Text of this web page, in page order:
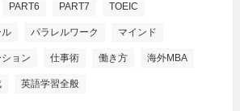
PART6 PART7 TOEIC
ル パラレルワーク マインド
ョン 仕事術 働き方 海外MBA
英語学習全般